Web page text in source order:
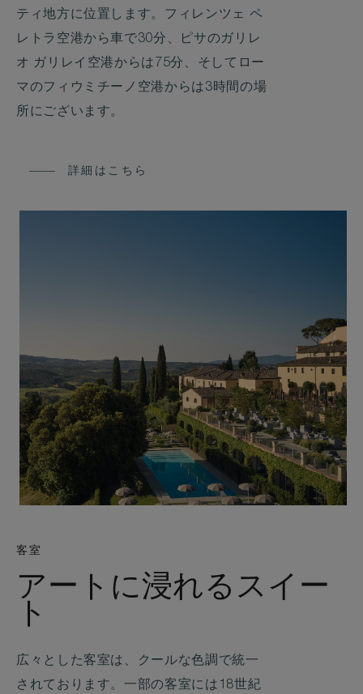
ティ地方に位置します。フィレンツェ ペ
レトラ空港から車で30分、ピサのガリレ
オ ガリレイ空港からは75分、そしてロー
マのフィウミチーノ空港からは3時間の場
所にございます。
詳細はこちら
客室
アートに浸れるスイー
ト
広々とした客室は、クールな色調で統一
されております。一部の客室には18世紀